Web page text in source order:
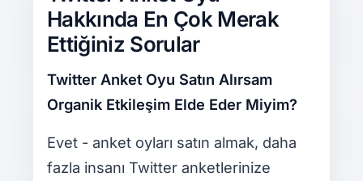
Hakkında En Çok Merak
Ettiğiniz Sorular
Twitter Anket Oyu Satın Alırsam
Organik Etkileşim Elde Eder Miyim?
Evet - anket oyları satın almak, daha
fazla insanı Twitter anketlerinize